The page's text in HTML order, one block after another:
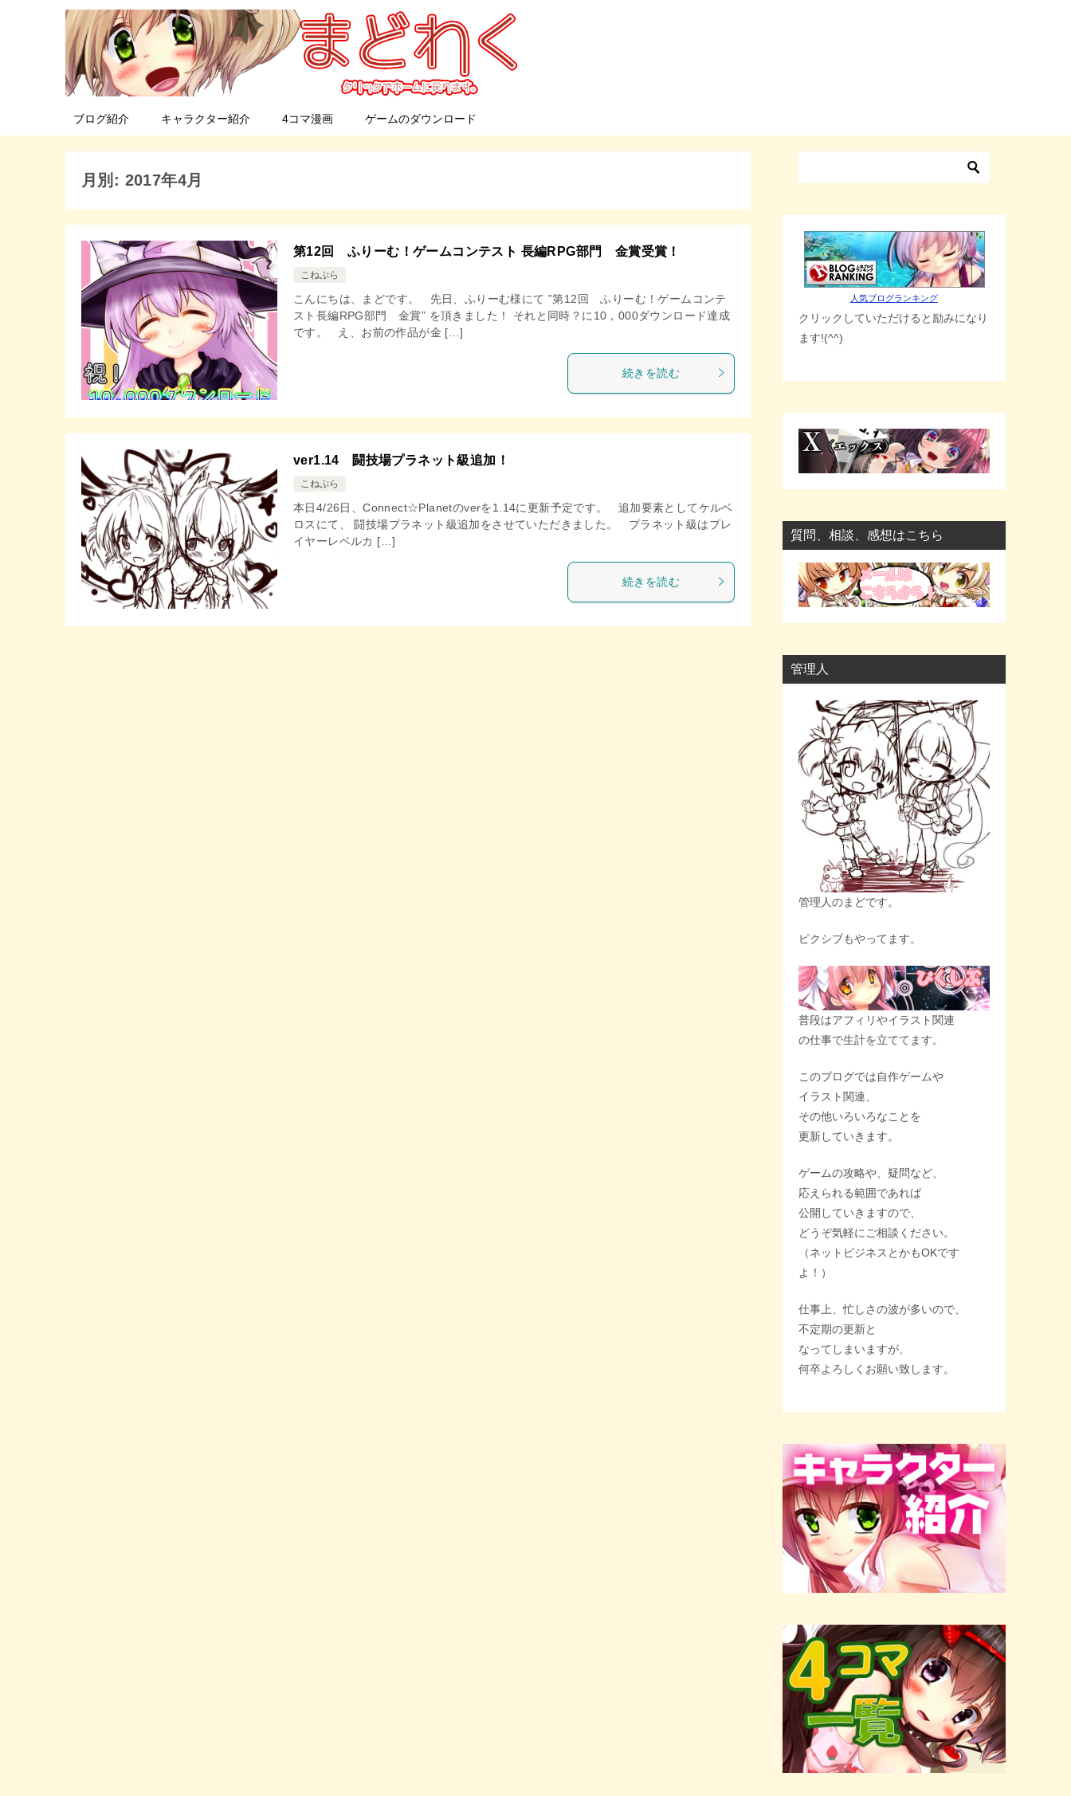
ブログ紹介 キャラクター紹介 4コマ漫画 ゲームのダウンロード
月別: 2017年4月
第12回 ふりーむ！ゲームコンテスト 長編RPG部門 金賞受賞！
こねぷら
こんにちは、まどです。 先日、ふりーむ様にて ”第12回 ふりーむ！ゲームコンテ
スト長編RPG部門 金賞” を頂きました！ それと同時？に10，000ダウンロード達成
です。 え、お前の作品が金 […]
続きを読む
ver1.14 闘技場プラネット級追加！
こねぷら
本日4/26日、Connect☆Planetのverを1.14に更新予定です。 追加要素としてケルベ
ロスにて、 闘技場プラネット級追加をさせていただきました。 プラネット級はプレ
イヤーレベルカ […]
続きを読む
人気ブログランキング
クリックしていただけると励みになり
ます!(^^)
質問、相談、感想はこちら
管理人
管理人のまどです。
ピクシブもやってます。
普段はアフィリやイラスト関連
の仕事で生計を立ててます。
このブログでは自作ゲームや
イラスト関連、
その他いろいろなことを
更新していきます。
ゲームの攻略や、疑問など、
応えられる範囲であれば
公開していきますので、
どうぞ気軽にご相談ください。
（ネットビジネスとかもOKです
よ！）
仕事上、忙しさの波が多いので、
不定期の更新と
なってしまいますが、
何卒よろしくお願い致します。